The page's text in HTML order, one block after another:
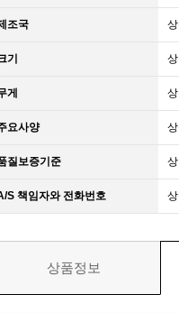
조국
기
게
요사양
질보증기준
S 책임자와 전화번호
상품정보